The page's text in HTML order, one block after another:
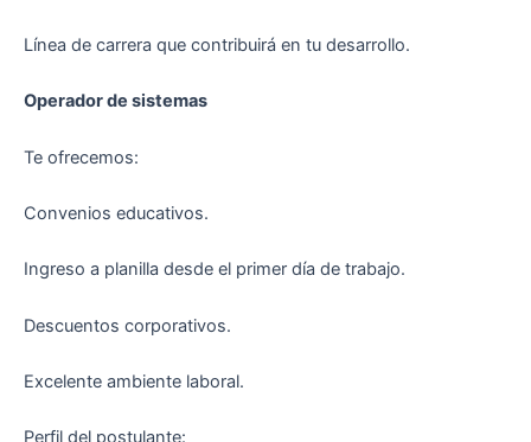
Línea de carrera que contribuirá en tu desarrollo.
Operador de sistemas
Te ofrecemos:
Convenios educativos.
Ingreso a planilla desde el primer día de trabajo.
Descuentos corporativos.
Excelente ambiente laboral.
Perfil del postulante: